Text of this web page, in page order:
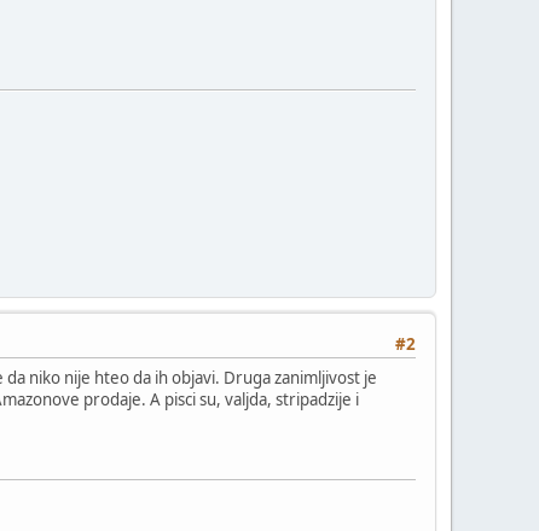
#2
niko nije hteo da ih objavi. Druga zanimljivost je
prodaje. A pisci su, valjda, stripadzije i